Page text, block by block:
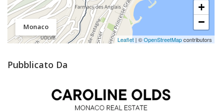
Monaco
+
−
Leaflet | ©OpenStreetMapcontributors
Pubblicato Da